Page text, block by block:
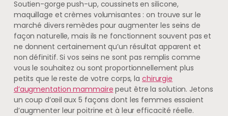
Soutien-gorge push-up, coussinets en silicone,
maquillage et crèmes volumisantes : on trouve sur le
marché divers remèdes pour augmenter les seins de
façon naturelle, mais ils ne fonctionnent souvent pas et
ne donnent certainement qu’un résultat apparent et
non définitif. Si vos seins ne sont pas remplis comme
vous le souhaitez ou sont proportionnellement plus
petits que le reste de votre corps, la chirurgie
d’augmentation mammaire peut être la solution. Jetons
un coup d’œil aux 5 façons dont les femmes essaient
d’augmenter leur poitrine et à leur efficacité réelle.